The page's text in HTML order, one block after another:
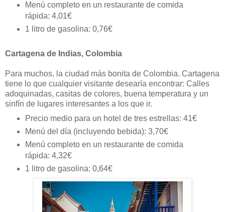
Menú completo en un restaurante de comida
rápida: 4,01€
1 litro de gasolina: 0,76€
Cartagena de Indias, Colombia
Para muchos, la ciudad más bonita de Colombia. Cartagena
tiene lo que cualquier visitante desearía encontrar: Calles
adoquinadas, casitas de colores, buena temperatura y un
sinfín de lugares interesantes a los que ir.
Precio medio para un hotel de tres estrellas: 41€
Menú del día (incluyendo bebida): 3,70€
Menú completo en un restaurante de comida
rápida: 4,32€
1 litro de gasolina: 0,64€